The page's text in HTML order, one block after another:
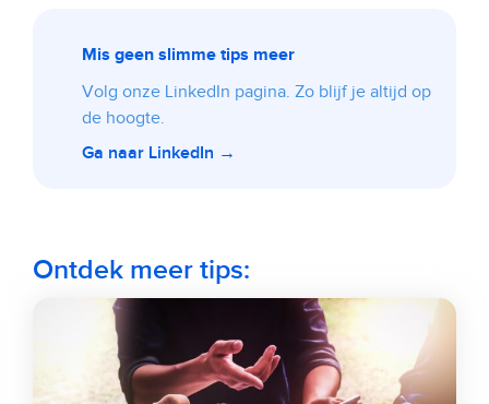
Mis geen slimme tips meer
Volg onze LinkedIn pagina. Zo blijf je altijd op
de hoogte.
Ga naar LinkedIn →
Ontdek meer tips: